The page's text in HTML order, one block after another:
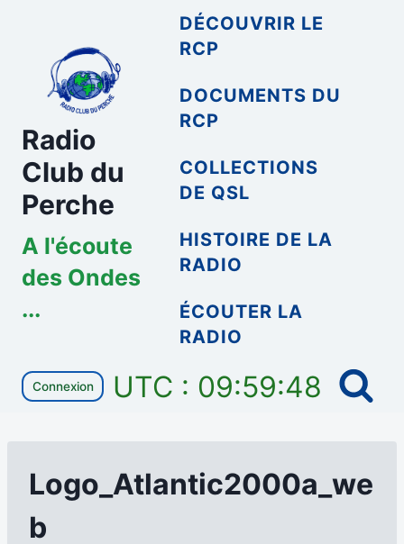
contenu
Radio
Club du
Perche
A l'écoute
des Ondes
...
DÉCOUVRIR LE
RCP
DOCUMENTS DU
RCP
COLLECTIONS
DE QSL
HISTOIRE DE LA
RADIO
ÉCOUTER LA
RADIO
Connexion UTC : 09:59:48
Logo_Atlantic2000a_we
b